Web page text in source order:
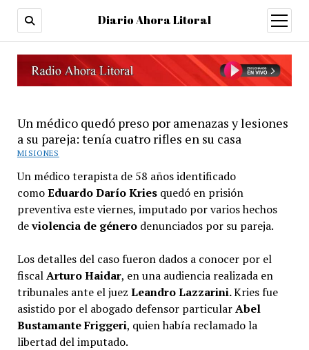
Diario Ahora Litoral
open
menu
Un médico quedó preso por amenazas y lesiones
a su pareja: tenía cuatro rifles en su casa
MISIONES
Un médico terapista de 58 años identificado
comoEduardo Darío Kriesquedó en prisión
preventiva este viernes, imputado por varios hechos
deviolencia de génerodenunciados por su pareja.
Los detalles del caso fueron dados a conocer por el
fiscalArturo Haidar, en una audiencia realizada en
tribunales ante el juez Leandro Lazzarini.Kries fue
asistido por el abogado defensor particularAbel
Bustamante Friggeri, quien había reclamado la
libertad del imputado.